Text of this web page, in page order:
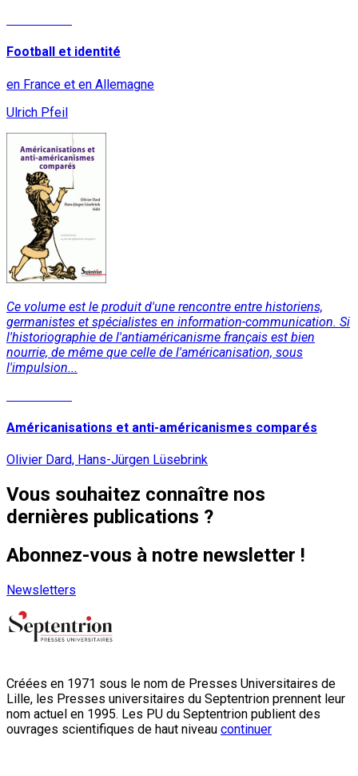
Football et identité
en France et en Allemagne
Ulrich Pfeil
Ce volume est le produit d'une rencontre entre historiens,
germanistes et spécialistes en information-communication. Si
l'historiographie de l'antiaméricanisme français est bien
nourrie, de même que celle de l'américanisation, sous
l'impulsion...
Américanisations et anti-américanismes comparés
Olivier Dard, Hans-Jürgen Lüsebrink
Vous souhaitez connaître nos
dernières publications ?
Abonnez-vous à notre newsletter !
Newsletters
Créées en 1971 sous le nom de Presses Universitaires de
Lille, les Presses universitaires du Septentrion prennent leur
nom actuel en 1995. Les PU du Septentrion publient des
ouvrages scientifiques de haut niveau continuer